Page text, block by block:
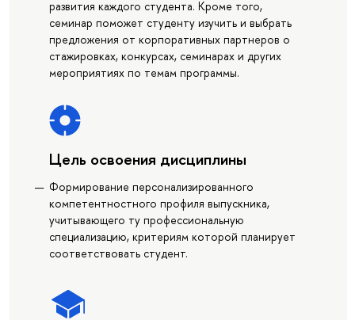
развития каждого студента. Кроме того,
семинар поможет студенту изучить и выбрать
предложения от корпоративных партнеров о
стажировках, конкурсах, семинарах и других
мероприятиях по темам программы.
Цель освоения дисциплины
Формирование персонализированного
компетентностного профиля выпускника,
учитывающего ту профессиональную
специализацию, критериям которой планирует
соответствовать студент.